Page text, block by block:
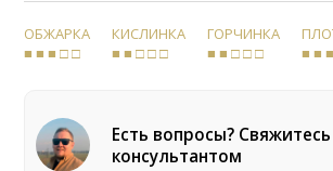
ОБЖАРКА
■ ■ ■ □ □
КИСЛИНКА
■ ■ □ □ □
ГОРЧИНКА
■ ■ □ □ □
■ ■
Есть вопросы?
консультантом